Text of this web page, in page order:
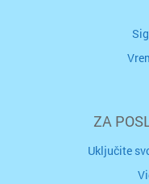
ZA
Uključite